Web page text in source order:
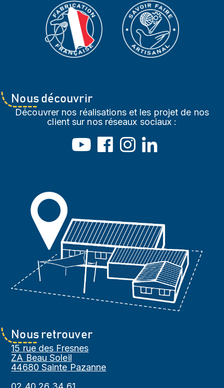
Nous découvrir
Découvrer nos réalisations et les projet de nos
client sur nos réseaux sociaux :
Nous retrouver
15 rue des Fresnes
ZA Beau Soleil
44680 Sainte Pazanne